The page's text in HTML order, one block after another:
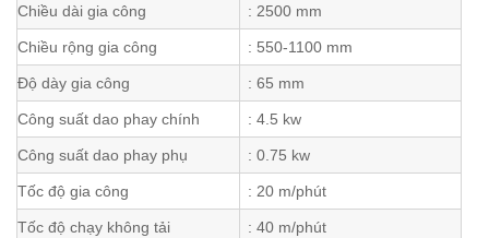
Chiều dài gia công : 2500 mm
Chiều rộng gia công : 550-1100 mm
Độ dày gia công : 65 mm
Công suất dao phay chính : 4.5 kw
Công suất dao phay phụ : 0.75 kw
Tốc độ gia công : 20 m/phút
Tốc độ chạy không tải : 40 m/phút